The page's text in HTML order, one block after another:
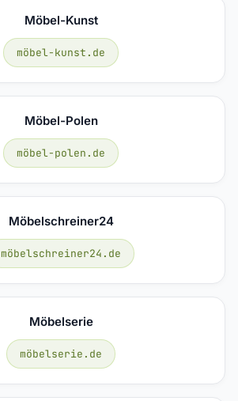
Möbel-Kunst
möbel-kunst.de
Möbel-Polen
möbel-polen.de
Möbelschreiner24
möbelschreiner24.de
Möbelserie
möbelserie.de